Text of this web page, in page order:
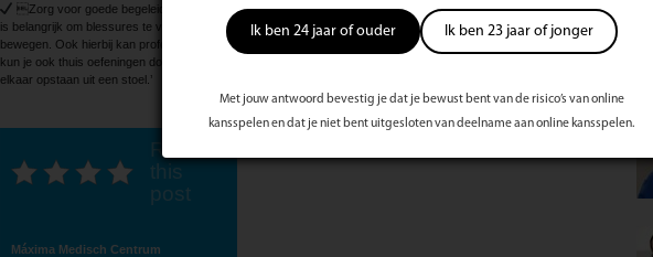
Ik ben 24 jaar of ouder Ik ben 23 jaar of jonger
Met jouw antwoord bevestig je dat je bewust bent van de risico’s van online
kansspelen en dat je niet bent uitgesloten van deelname aan online kansspelen.
Zorg voor goede begeleiding ‘Vraag in de sportschool of bij de fysiotherapeut om hulp. Goede begeleiding
is belangrijk om blessures te voorkomen. Daarnaast hebben sommige mensen met overgewicht angst om te
bewegen. Ook hierbij kan professionele begeleiding helpen. Als je de stap naar een sportschool te groot vindt,
kun je ook thuis oefeningen doen. Denk bijvoorbeeld aan het steeds op- en aflopen van traptreden of het achter
elkaar opstaan uit een stoel.’
Rate
this
post
Máxima Medisch Centrum